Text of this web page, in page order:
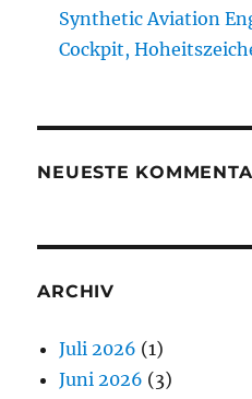
Synthetic Aviation
Cockpit,
NEUESTE
ARCHIV
Juli 2026 (1)
Juni 2026 (3)